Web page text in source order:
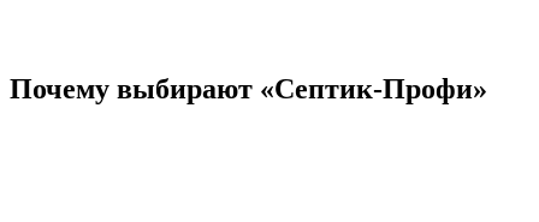
Почему выбирают «Септик-Профи»